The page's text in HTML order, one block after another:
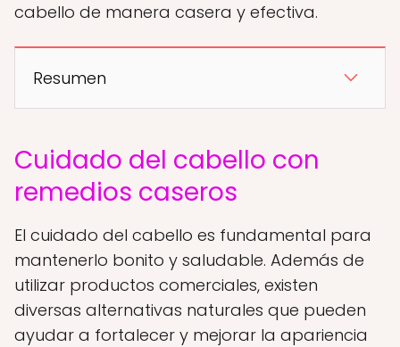
cabello de manera casera y efectiva.
Resumen
Cuidado del cabello con
remedios caseros
El cuidado del cabello es fundamental para
mantenerlo bonito y saludable. Además de
utilizar productos comerciales, existen
diversas alternativas naturales que pueden
ayudar a fortalecer y mejorar la apariencia